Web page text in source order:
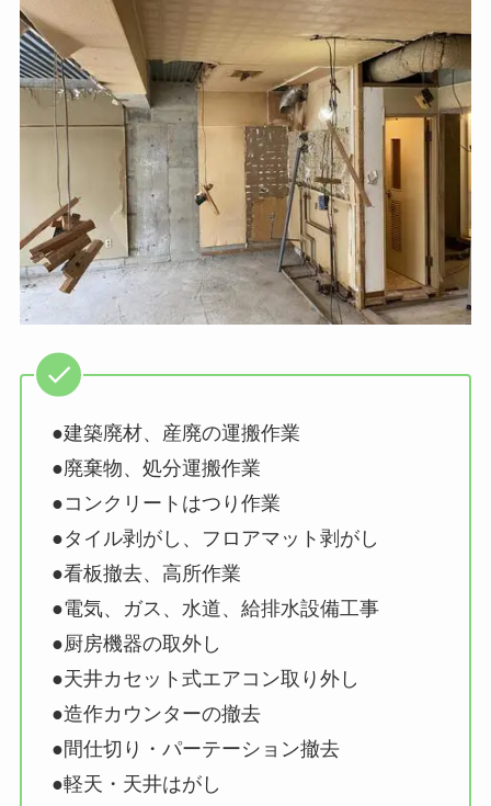
●建築廃材、産廃の運搬作業
●廃棄物、処分運搬作業
●コンクリートはつり作業
●タイル剥がし、フロアマット剥がし
●看板撤去、高所作業
●電気、ガス、水道、給排水設備工事
●厨房機器の取外し
●天井カセット式エアコン取り外し
●造作カウンターの撤去
●間仕切り・パーテーション撤去
●軽天・天井はがし